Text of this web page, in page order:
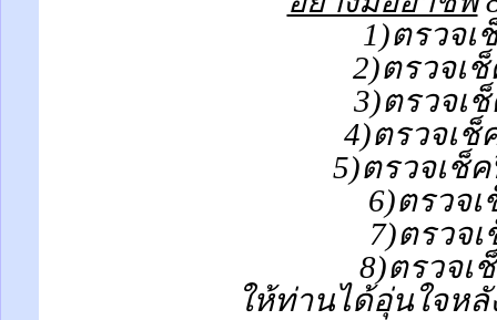
1)ตรวจเ
2)ตรวจเ
3)ตรวจเ
4)ตรวจเช็
5)ตรวจเช็ค
6)ตรวจเ
7)ตรวจ
8)ตรวจเ
ให้ท่านได้อุ่นใจหลั